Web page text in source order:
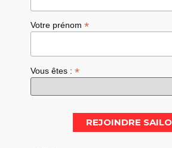
Votre prénom*
Vous êtes :*